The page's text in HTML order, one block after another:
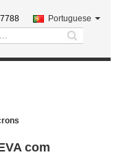
Portuguese
search
com